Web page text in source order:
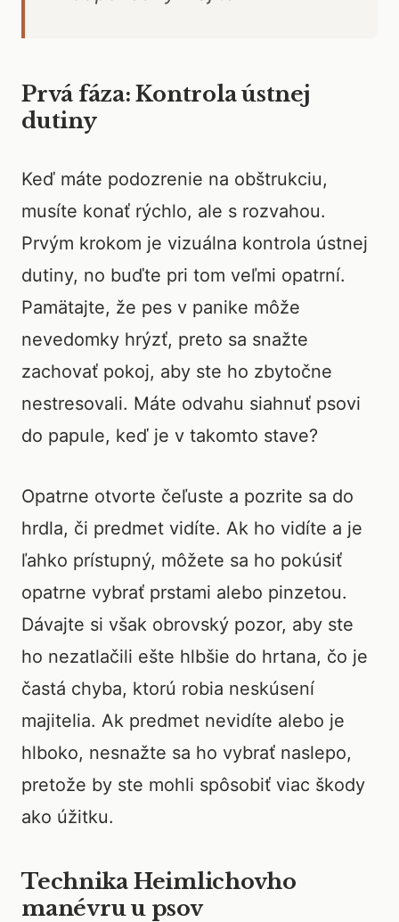
Prvá fáza: Kontrola ústnej
dutiny
Keď máte podozrenie na obštrukciu,
musíte konať rýchlo, ale s rozvahou.
Prvým krokom je vizuálna kontrola ústnej
dutiny, no buďte pri tom veľmi opatrní.
Pamätajte, že pes v panike môže
nevedomky hrýzť, preto sa snažte
zachovať pokoj, aby ste ho zbytočne
nestresovali. Máte odvahu siahnuť psovi
do papule, keď je v takomto stave?
Opatrne otvorte čeľuste a pozrite sa do
hrdla, či predmet vidíte. Ak ho vidíte a je
ľahko prístupný, môžete sa ho pokúsiť
opatrne vybrať prstami alebo pinzetou.
Dávajte si však obrovský pozor, aby ste
ho nezatlačili ešte hlbšie do hrtana, čo je
častá chyba, ktorú robia neskúsení
majitelia. Ak predmet nevidíte alebo je
hlboko, nesnažte sa ho vybrať naslepo,
pretože by ste mohli spôsobiť viac škody
ako úžitku.
Technika Heimlichovho
manévru u psov